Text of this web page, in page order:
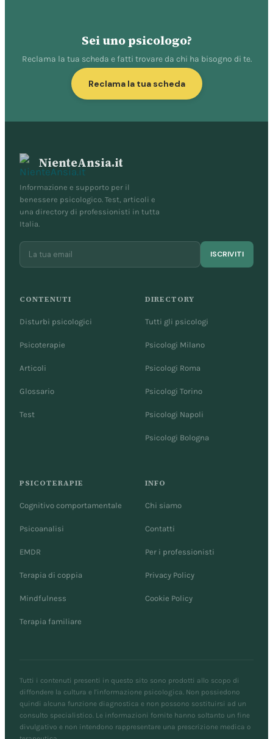
Sei uno psicologo?
Reclama la tua scheda e fatti trovare da chi ha bisogno di te.
Reclama la tua scheda
NienteAnsia.it
Informazione e supporto per il
benessere psicologico. Test, articoli e
una directory di professionisti in tutta
Italia.
ISCRIVITI
CONTENUTI
Disturbi psicologici
Psicoterapie
Articoli
Glossario
Test
DIRECTORY
Tutti gli psicologi
Psicologi Milano
Psicologi Roma
Psicologi Torino
Psicologi Napoli
Psicologi Bologna
PSICOTERAPIE
Cognitivo comportamentale
Psicoanalisi
EMDR
Terapia di coppia
Mindfulness
Terapia familiare
INFO
Chi siamo
Contatti
Per i professionisti
Privacy Policy
Cookie Policy
Tutti i contenuti presenti in questo sito sono prodotti allo scopo di
diffondere la cultura e l'informazione psicologica. Non possiedono
quindi alcuna funzione diagnostica e non possono sostituirsi ad un
consulto specialistico. Le informazioni fornite hanno soltanto un fine
divulgativo e non intendono rappresentare una prescrizione medica o